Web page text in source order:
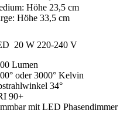
Höhe 23,5 cm
Höhe 33,5 cm
20 W 220-240 V
Lumen
oder 3000° Kelvin
34°
90+
mit LED